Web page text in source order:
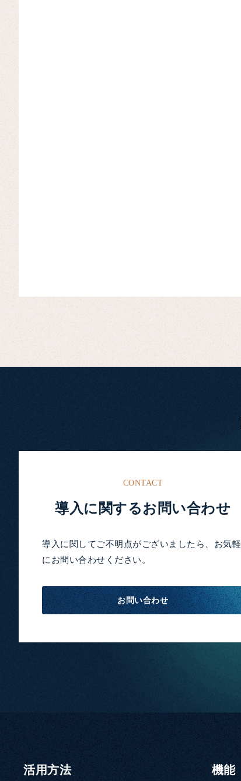
CONTACT
導入に関するお問い合わせ
導入に関してご不明点がございましたら、お気軽
にお問い合わせください。
お問い合わせ
活用方法 機能